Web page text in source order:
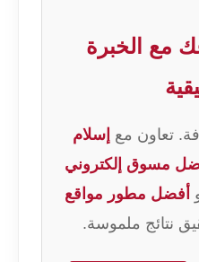
مع الخبرة
تعاون مع إسلام
مسوق إلكتروني
أفضل مطور مواقع
نتائج ملموسة.